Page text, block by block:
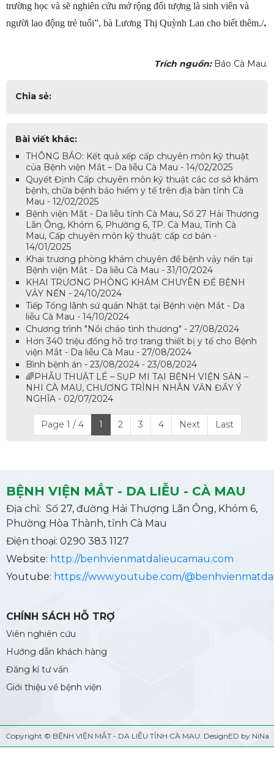
trường học và sẽ nghiên cứu mở rộng đối tượng là sinh viên và
người lao động trẻ tuổi”, bà Lương Thị Quỳnh Lan cho biết thêm./.
Trích nguồn:Báo Cà Mau.
Chia sẻ:
Bài viết khác:
THÔNG BÁO: Kết quả xếp cấp chuyên môn kỹ thuật
của Bệnh viện Mắt – Da liễu Cà Mau - 14/02/2025
Quyết Định Cấp chuyên môn kỹ thuật các cơ sở khám
bệnh, chữa bệnh bảo hiểm y tế trên địa bàn tỉnh Cà
Mau - 12/02/2025
Bệnh viện Mắt - Da liễu tỉnh Cà Mau, Số 27 Hải Thượng
Lãn Ông, Khóm 6, Phường 6, TP. Cà Mau, Tỉnh Cà
Mau, Cấp chuyên môn kỹ thuật: cấp cơ bản -
14/01/2025
Khai trương phòng khám chuyên đề bệnh vảy nến tại
Bệnh viện Mắt - Da liễu Cà Mau - 31/10/2024
KHAI TRƯƠNG PHÒNG KHÁM CHUYÊN ĐỀ BỆNH
VẢY NẾN - 24/10/2024
Tiếp Tổng lãnh sứ quán Nhật tại Bệnh viện Mắt - Da
liễu Cà Mau - 14/10/2024
Chương trình "Nồi cháo tình thương" - 27/08/2024
Hơn 340 triệu đồng hỗ trợ trang thiết bị y tế cho Bệnh
viện Mắt - Da liễu Cà Mau - 27/08/2024
Bình bệnh án - 23/08/2024 - 23/08/2024
🌈PHẪU THUẬT LÉ – SỤP MI TẠI BỆNH VIỆN SẢN –
NHI CÀ MAU, CHƯƠNG TRÌNH NHÂN VĂN ĐẦY Ý
NGHĨA - 02/07/2024
Page 1 / 4 1 2 3 4 Next Last
BỆNH VIỆN MẮT - DA LIỄU - CÀ MAU
Địa chỉ: Số 27, đường Hải Thượng Lãn Ông, Khóm 6,
Phường Hòa Thành, tỉnh Cà Mau
Điện thoại: 0290 383 1127
Website: http://benhvienmatdalieucamau.com
Youtube: https://www.youtube.com/
CHÍNH SÁCH HỖ TRỢ
Viên nghiên cứu
Hướng dẫn khách hàng
Đăng kí tư vấn
Giới thiệu về bệnh viện
Copyright © BỆNH VIỆN MẮT - DA LIỄU TỈNH CÀ MAU. DesignED by NiNa